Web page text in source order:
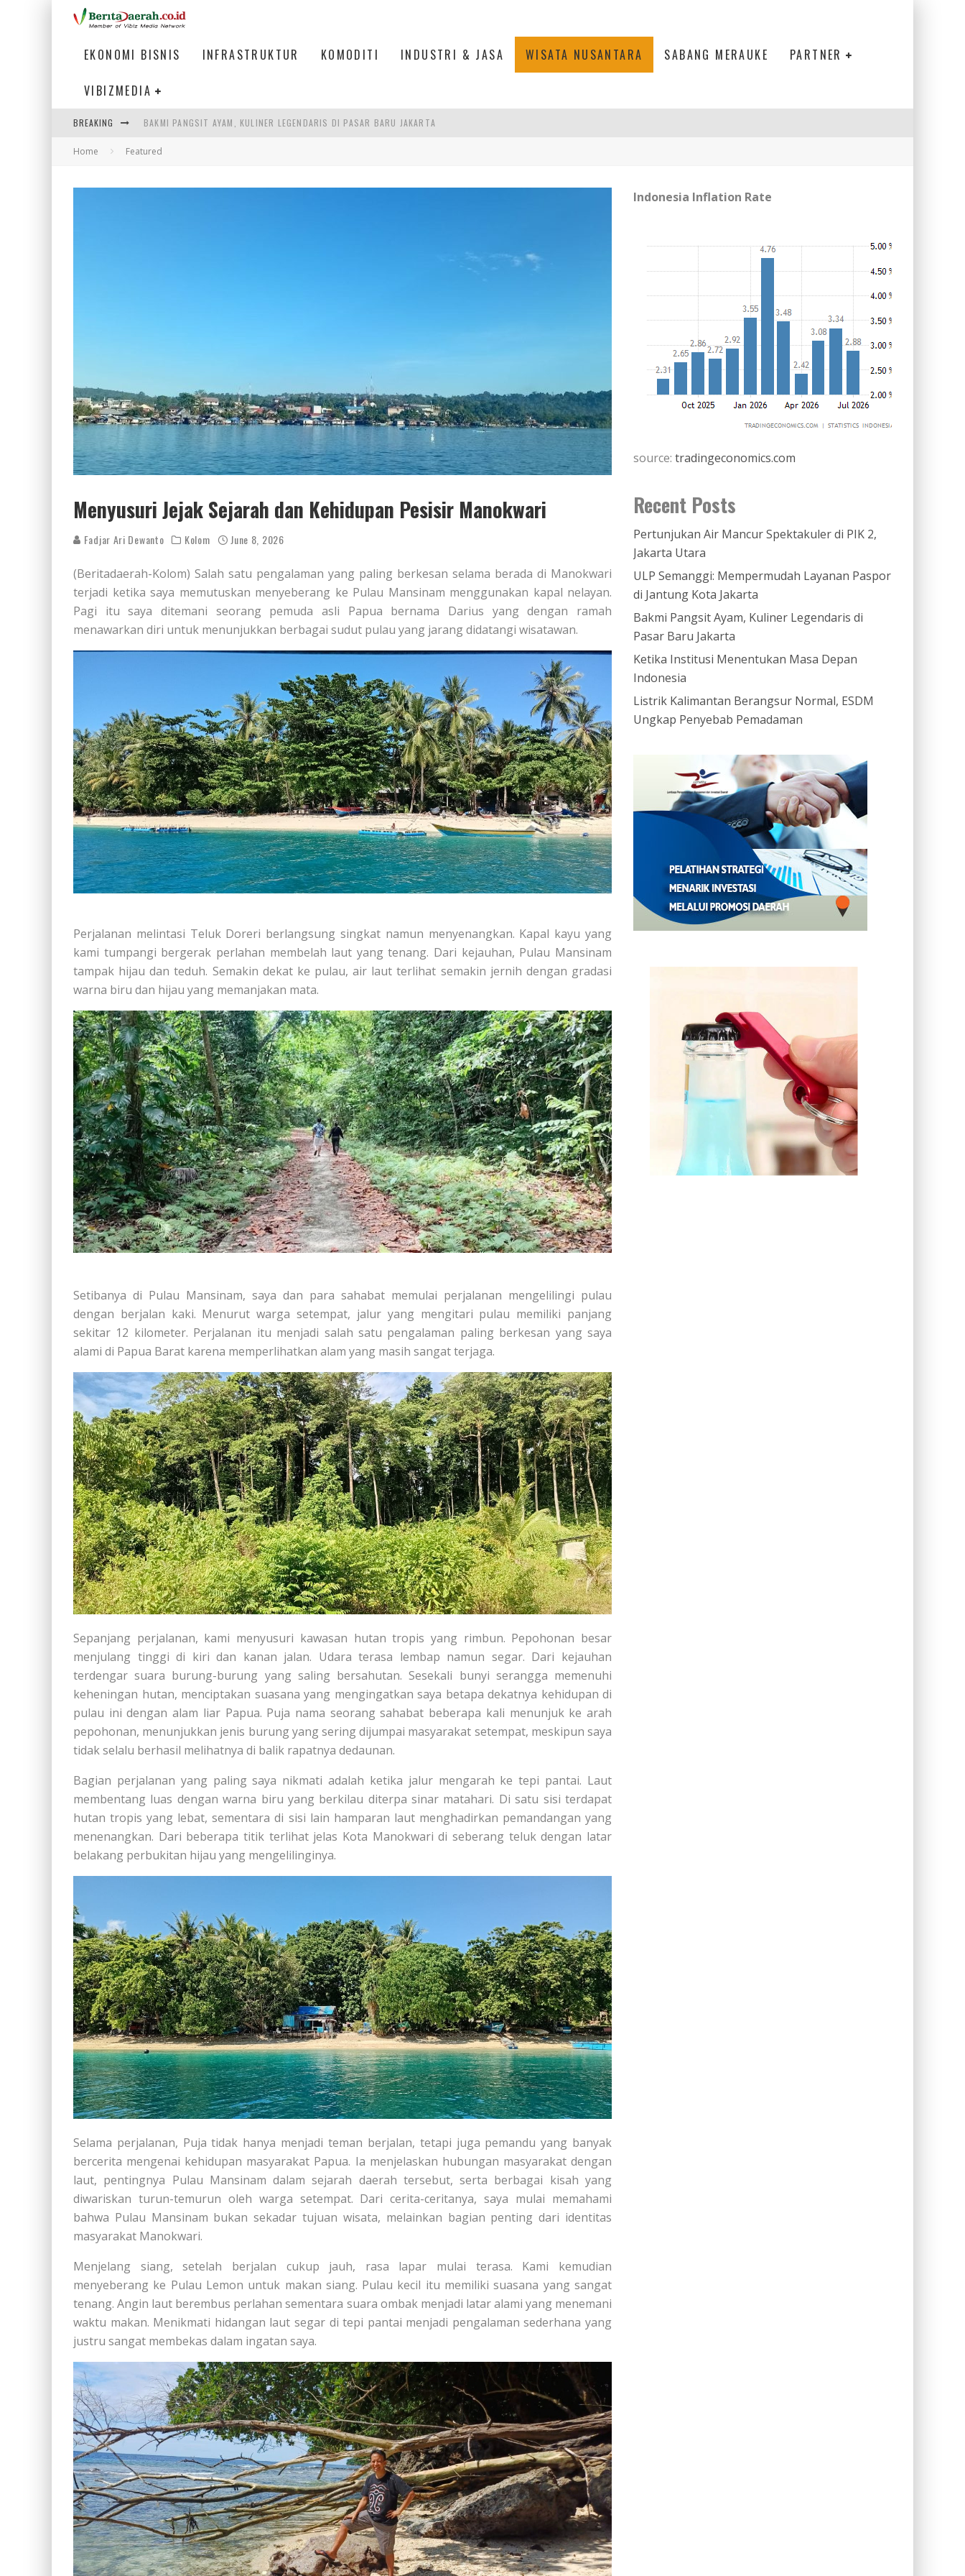
EKONOMI BISNIS INFRASTRUKTUR KOMODITI INDUSTRI & JASA WISATA NUSANTARA SABANG MERAUKE PARTNER
VIBIZMEDIA
BREAKING BAKMI PANGSIT AYAM, KULINER LEGENDARIS DI PASAR BARU JAKARTA
KETIKA INSTITUSI MENENTUKAN MASA DEPAN INDONESIA
Home Featured
Menyusuri Jejak Sejarah dan Kehidupan Pesisir Manokwari
Fadjar Ari Dewanto Kolom June 8, 2026
(Beritadaerah-Kolom) Salah satu pengalaman yang paling berkesan selama berada di Manokwari
terjadi ketika saya memutuskan menyeberang ke Pulau Mansinam menggunakan kapal nelayan.
Pagi itu saya ditemani seorang pemuda asli Papua bernama Darius yang dengan ramah
menawarkan diri untuk menunjukkan berbagai sudut pulau yang jarang didatangi wisatawan.
Perjalanan melintasi Teluk Doreri berlangsung singkat namun menyenangkan. Kapal kayu yang
kami tumpangi bergerak perlahan membelah laut yang tenang. Dari kejauhan, Pulau Mansinam
tampak hijau dan teduh. Semakin dekat ke pulau, air laut terlihat semakin jernih dengan gradasi
warna biru dan hijau yang memanjakan mata.
Setibanya di Pulau Mansinam, saya dan para sahabat memulai perjalanan mengelilingi pulau
dengan berjalan kaki. Menurut warga setempat, jalur yang mengitari pulau memiliki panjang
sekitar 12 kilometer. Perjalanan itu menjadi salah satu pengalaman paling berkesan yang saya
alami di Papua Barat karena memperlihatkan alam yang masih sangat terjaga.
Sepanjang perjalanan, kami menyusuri kawasan hutan tropis yang rimbun. Pepohonan besar
menjulang tinggi di kiri dan kanan jalan. Udara terasa lembap namun segar. Dari kejauhan
terdengar suara burung-burung yang saling bersahutan. Sesekali bunyi serangga memenuhi
keheningan hutan, menciptakan suasana yang mengingatkan saya betapa dekatnya kehidupan di
pulau ini dengan alam liar Papua. Puja nama seorang sahabat beberapa kali menunjuk ke arah
pepohonan, menunjukkan jenis burung yang sering dijumpai masyarakat setempat, meskipun saya
tidak selalu berhasil melihatnya di balik rapatnya dedaunan.
Bagian perjalanan yang paling saya nikmati adalah ketika jalur mengarah ke tepi pantai. Laut
membentang luas dengan warna biru yang berkilau diterpa sinar matahari. Di satu sisi terdapat
hutan tropis yang lebat, sementara di sisi lain hamparan laut menghadirkan pemandangan yang
menenangkan. Dari beberapa titik terlihat jelas Kota Manokwari di seberang teluk dengan latar
belakang perbukitan hijau yang mengelilinginya.
Selama perjalanan, Puja tidak hanya menjadi teman berjalan, tetapi juga pemandu yang banyak
bercerita mengenai kehidupan masyarakat Papua. Ia menjelaskan hubungan masyarakat dengan
laut, pentingnya Pulau Mansinam dalam sejarah daerah tersebut, serta berbagai kisah yang
diwariskan turun-temurun oleh warga setempat. Dari cerita-ceritanya, saya mulai memahami
bahwa Pulau Mansinam bukan sekadar tujuan wisata, melainkan bagian penting dari identitas
masyarakat Manokwari.
Menjelang siang, setelah berjalan cukup jauh, rasa lapar mulai terasa. Kami kemudian
menyeberang ke Pulau Lemon untuk makan siang. Pulau kecil itu memiliki suasana yang sangat
tenang. Angin laut berembus perlahan sementara suara ombak menjadi latar alami yang menemani
waktu makan. Menikmati hidangan laut segar di tepi pantai menjadi pengalaman sederhana yang
justru sangat membekas dalam ingatan saya.
Indonesia Inflation Rate
source: tradingeconomics.com
Recent Posts
Pertunjukan Air Mancur Spektakuler di PIK 2,
Jakarta Utara
ULP Semanggi: Mempermudah Layanan Paspor
di Jantung Kota Jakarta
Bakmi Pangsit Ayam, Kuliner Legendaris di
Pasar Baru Jakarta
Ketika Institusi Menentukan Masa Depan
Indonesia
Listrik Kalimantan Berangsur Normal, ESDM
Ungkap Penyebab Pemadaman